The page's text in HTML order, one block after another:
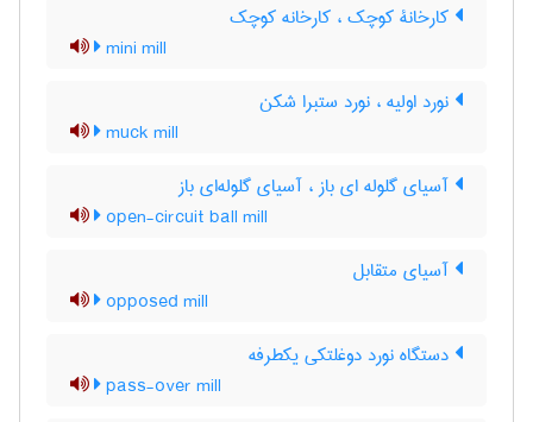
کارخانۀ کوچک ، کارخانه کوچک
mini mill
نورد اولیه ، نورد ستبرا شکن
muck mill
آسیای گلوله ای باز ، آسیای گلوله‌ای باز
open-circuit ball mill
آسیای متقابل
opposed mill
دستگاه نورد دوغلتکی یکطرفه
pass-over mill